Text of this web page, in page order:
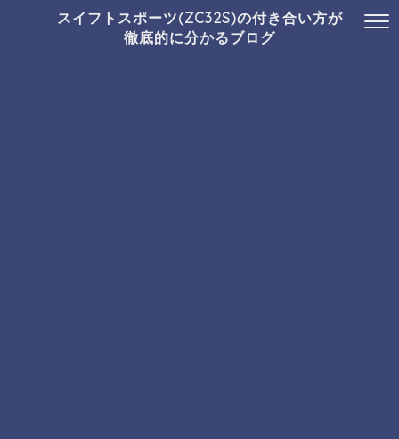
スイフトスポーツ(ZC32S)の付き合い方が
徹底的に分かるブログ